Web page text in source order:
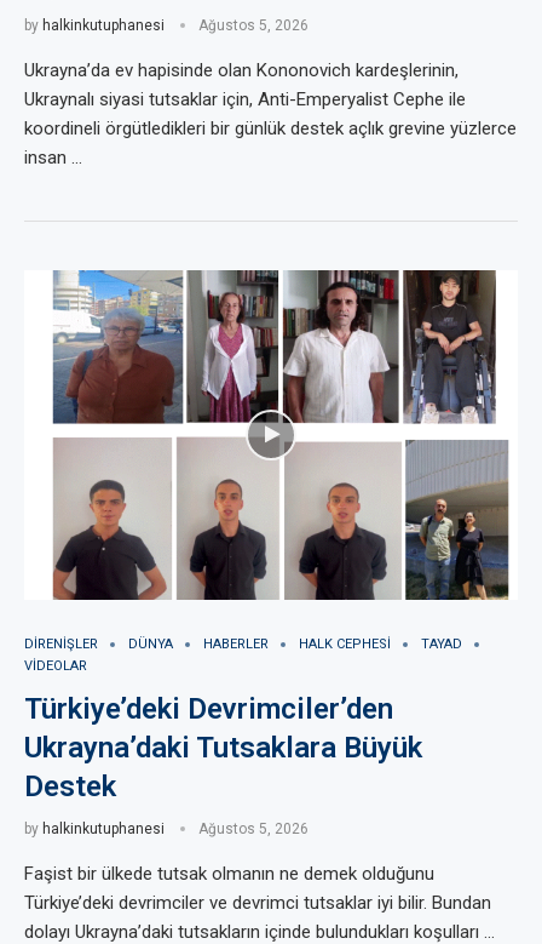
by halkinkutuphanesi Ağustos 5, 2026
Ukrayna’da ev hapisinde olan Kononovich kardeşlerinin,
Ukraynalı siyasi tutsaklar için, Anti-Emperyalist Cephe ile
koordineli örgütledikleri bir günlük destek açlık grevine yüzlerce
insan …
DIRENIŞLER DÜNYA HABERLER HALK CEPHESI
TAYAD
VIDEOLAR
Türkiye’deki Devrimciler’den
Ukrayna’daki Tutsaklara Büyük
Destek
by halkinkutuphanesi Ağustos 5, 2026
Faşist bir ülkede tutsak olmanın ne demek olduğunu
Türkiye’deki devrimciler ve devrimci tutsaklar iyi bilir. Bundan
dolayı Ukrayna’daki tutsakların içinde bulundukları koşulları …